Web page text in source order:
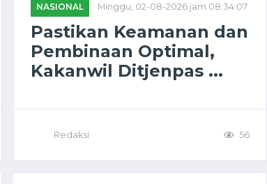
NASIONAL Minggu, 02-08-2026 jam 08:34:07
Pastikan Keamanan dan
Pembinaan Optimal,
Kakanwil Ditjenpas ...
Redaksi 56